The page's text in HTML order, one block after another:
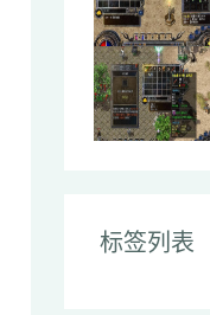
标签列表